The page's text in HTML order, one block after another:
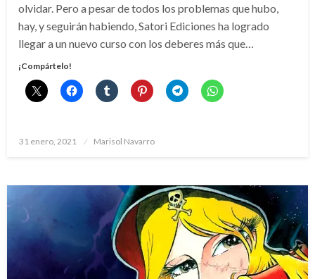
olvidar. Pero a pesar de todos los problemas que hubo,
hay, y seguirán habiendo, Satori Ediciones ha logrado
llegar a un nuevo curso con los deberes más que…
¡Compártelo!
Publicado
31 enero, 2021 Marisol Navarro